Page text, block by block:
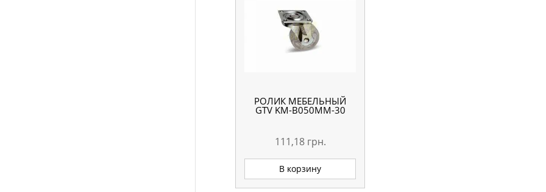
РОЛИК МЕБЕЛЬНЫЙ
GTV KM-B050MM-30
111,18 грн.
В корзину